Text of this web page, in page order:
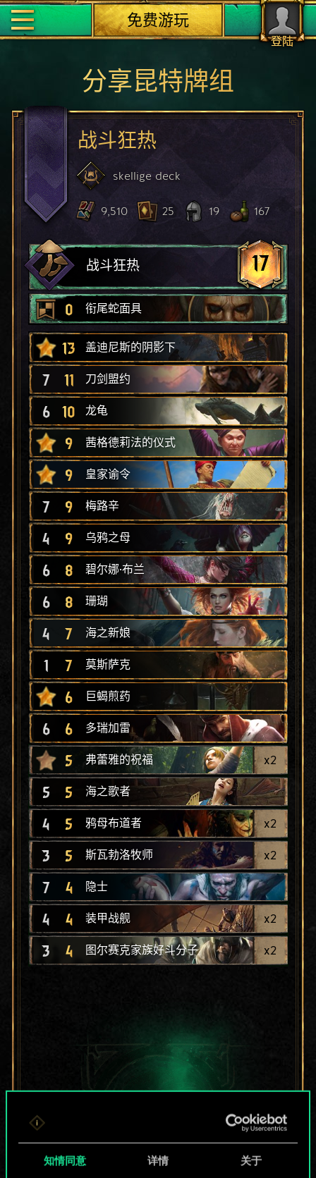
知情同意 详情 关于
登陆
免费游玩
分享昆特牌组
战斗狂热
skellige deck
9,510 25 19 167
战斗狂热 17
0 衔尾蛇面具
13 盖迪尼斯的阴影下
7 11 刀剑盟约
6 10 龙龟
9 茜格德莉法的仪式
9 皇家谕令
7 9 梅路辛
4 9 乌鸦之母
6 8 碧尔娜·布兰
6 8 珊瑚
4 7 海之新娘
1 7 莫斯萨克
6 巨蝎煎药
6 6 多瑞加雷
5 弗蕾雅的祝福 x2
5 5 海之歌者
4 5 鸦母布道者 x2
3 5 斯瓦勃洛牧师 x2
7 4 隐士
4 4 装甲战舰 x2
3 4 图尔赛克家族好斗分子 x2